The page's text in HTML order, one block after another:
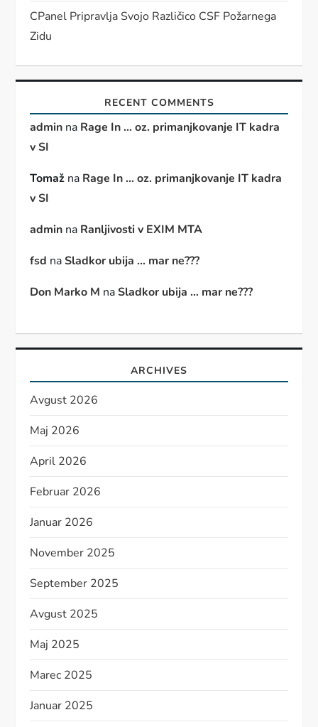
CPanel Pripravlja Svojo Različico CSF Požarnega
Zidu
RECENT COMMENTS
admin na Rage In … oz. primanjkovanje IT kadra
v SI
Tomaž na Rage In … oz. primanjkovanje IT kadra
v SI
admin na Ranljivosti v EXIM MTA
fsd naSladkor ubija … mar ne???
Don Marko M naSladkor ubija … mar ne???
ARCHIVES
Avgust 2026
Maj 2026
April 2026
Februar 2026
Januar 2026
November 2025
September 2025
Avgust 2025
Maj 2025
Marec 2025
Januar 2025